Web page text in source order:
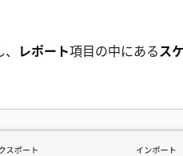
レポート項目の中にあるス